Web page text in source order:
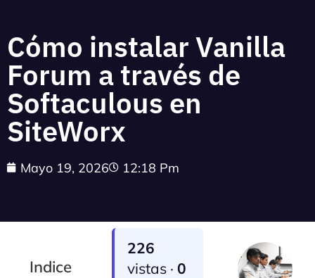
Cómo instalar Vanilla
Forum a través de
Softaculous en
SiteWorx
Mayo 19, 2026 12:18 Pm
Indice
226
vistas ·0